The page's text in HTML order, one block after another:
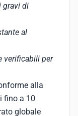
gravi di
al
verificabili per
alla
fino a 10
globale